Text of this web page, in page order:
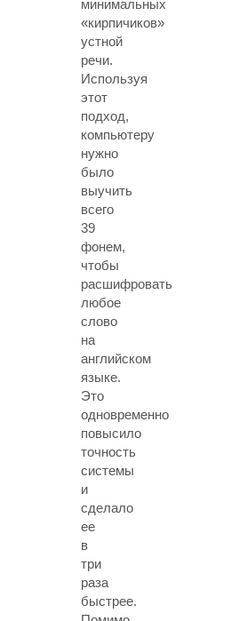
минимальных
«кирпичиков»
устной
речи.
Используя
этот
подход,
компьютеру
нужно
было
выучить
всего
39
фонем,
чтобы
расшифровать
любое
слово
на
английском
языке.
Это
одновременно
повысило
точность
системы
и
сделало
ее
в
три
раза
быстрее.